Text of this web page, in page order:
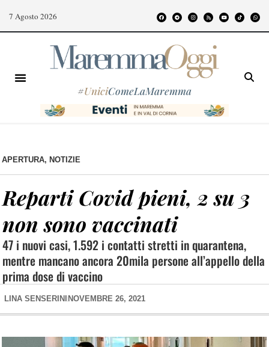
7 Agosto 2026
#UniciComeLaMaremma
APERTURA, NOTIZIE
Reparti Covid pieni, 2 su 3
non sono vaccinati
47 i nuovi casi, 1.592 i contatti stretti in quarantena,
mentre mancano ancora 20mila persone all’appello della
prima dose di vaccino
LINA SENSERINI NOVEMBRE 26, 2021